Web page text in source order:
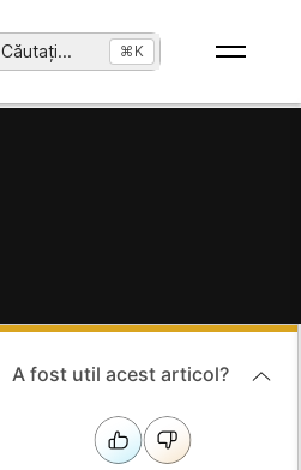
Căutați... ⌘K
A fost util acest articol?